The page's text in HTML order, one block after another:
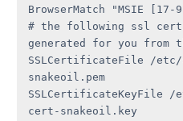
BrowserMatch "MSIE
# the following ssl
generated for you from
SSLCertificateFile /
snakeoil.pem
SSLCertificateKeyFile
cert-snakeoil.key